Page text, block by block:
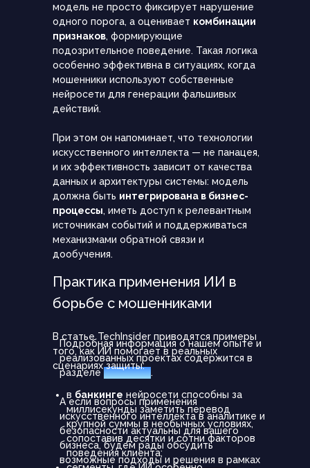
Подробная информация о нашем опыте и
реализованных проектах содержится в
разделе«Кейсы».
А если вопросы применения
искусственного интеллекта в аналитике и
безопасности актуальны для вашего
бизнеса, будем рады обсудить
возможные подходы и решения в рамках
В статье TechInsider приводятся примеры
того, как ИИ помогает в реальных
сценариях защиты:
в банкинге нейросети способны за
миллисекунды заметить перевод
крупной суммы в необычных условиях,
сопоставив десятки и сотни факторов
поведения клиента;
Практика применения ИИ в
борьбе с мошенниками
модель не просто фиксирует нарушение
одного порога, а оценивает комбинации
признаков, формирующие
подозрительное поведение. Такая логика
особенно эффективна в ситуациях, когда
мошенники используют собственные
нейросети для генерации фальшивых
действий.
При этом он напоминает, что технологии
искусственного интеллекта — не панацея,
и их эффективность зависит от качества
данных и архитектуры системы: модель
должна быть интегрирована в бизнес-
процессы, иметь доступ к релевантным
источникам событий и поддерживаться
механизмами обратной связи и
дообучения.